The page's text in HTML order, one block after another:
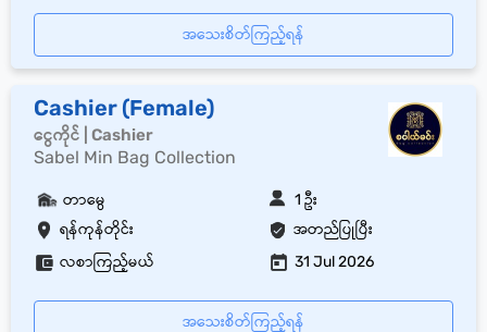
အသေးစိတ်ကြည့်ရန်
Cashier (Female)
ငွေကိုင် | Cashier
Sabel Min Bag Collection
ရန်ကုန်တိုင်း အတည်ပြုပြီး
တာမွေ 1 ဦး
လစာကြည့်မယ် 31 Jul 2026
အသေးစိတ်ကြည့်ရန်